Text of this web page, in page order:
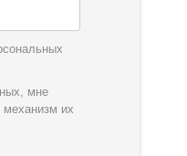
мне
механизм их